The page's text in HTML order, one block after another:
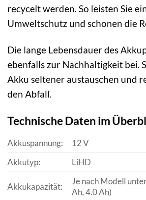
recycelt werden. So leisten Sie
Umweltschutz und schonen die
Die lange Lebensdauer des
ebenfalls zur Nachhaltigkeit bei.
Akku seltener austauschen und
den Abfall.
Technische Daten im
Akkuspannung:
12 V
Akkutyp:
LiHD
Akkukapazität:
Je nach Modell
Ah, 4.0 Ah)